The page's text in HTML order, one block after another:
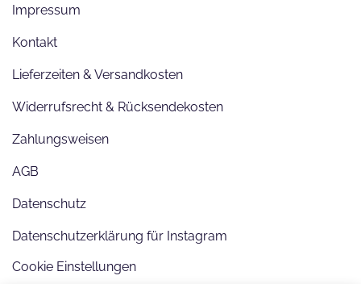
Impressum
Kontakt
Lieferzeiten & Versandkosten
Widerrufsrecht & Rücksendekosten
Zahlungsweisen
AGB
Datenschutz
Datenschutzerklärung für Instagram
Cookie Einstellungen